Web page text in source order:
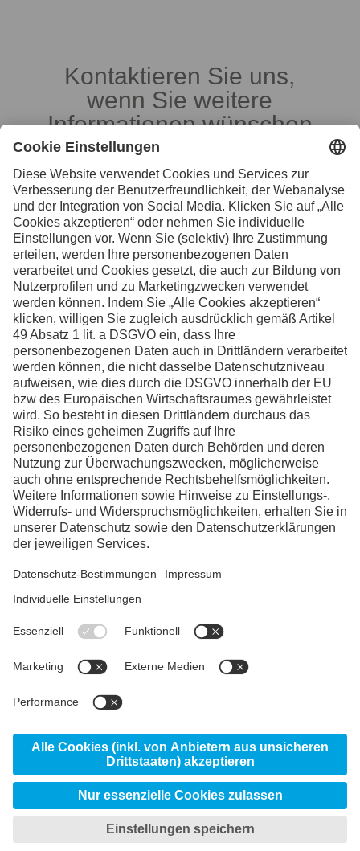
Kontaktieren Sie uns,
wenn Sie weitere
Informationen wünschen
Ihre Kontaktpersonen in der Schweiz
Facebook
Instagram
LinkedIn
Links Schweiz
voestalpine group
Ihre Ansprechpartner:innen
voestalpine AG
AG
eifeler
© 2026 voestalpine High Performance Metals
Schweiz AG
Datenschutzerklärung
Privatsphäreneinstellungen